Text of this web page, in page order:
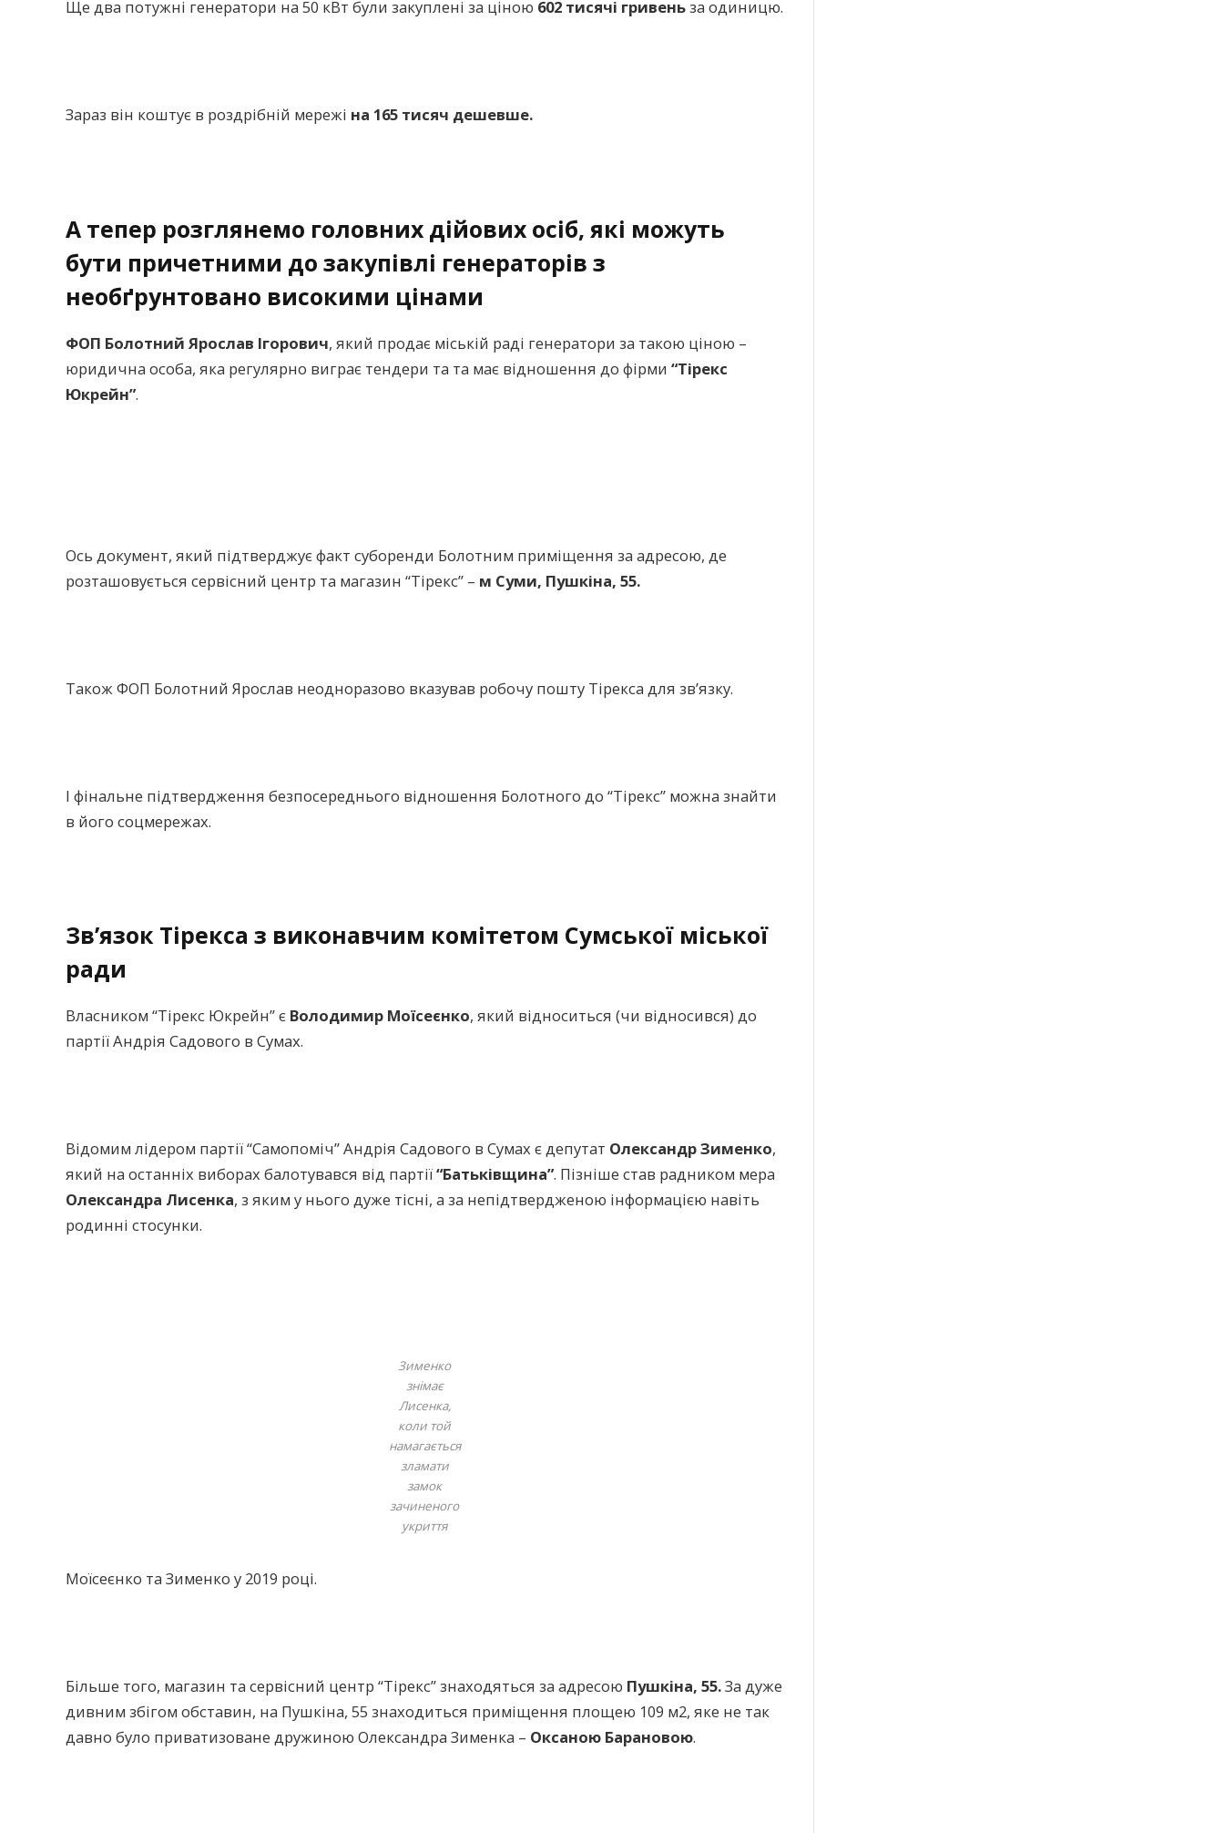
Ще два потужні генератори на 50 кВт були закуплені за ціною 602 тисячі гривеньза одиницю.
Зараз він коштує в роздрібній мережі на 165 тисяч дешевше.
А тепер розглянемо головних дійових осіб, які можуть
бути причетними до закупівлі генераторів з
необґрунтовано високими цінами
ФОП Болотний Ярослав Ігорович, який продає міській раді генератори за такою ціною –
юридична особа, яка регулярно виграє тендери та та має відношення до фірми “Тірекс
Юкрейн”.
Ось документ, який підтверджує факт суборенди Болотним приміщення за адресою, де
розташовується сервісний центр та магазин “Тірекс” – м Суми, Пушкіна, 55.
Також ФОП Болотний Ярослав неодноразово вказував робочу пошту Тірекса для зв’язку.
І фінальне підтвердження безпосереднього відношення Болотного до “Тірекс” можна знайти
в його соцмережах.
Зв’язок Тірекса з виконавчим комітетом Сумської міської
ради
Власником “Тірекс Юкрейн” є Володимир Моїсеєнко, який відноситься (чи відносився) до
партії Андрія Садового в Сумах.
Відомим лідером партії “Самопоміч” Андрія Садового в Сумах є депутат Олександр Зименко,
який на останніх виборах балотувався від партії“Батьківщина”. Пізніше став радником мера
Олександра Лисенка, з яким у нього дуже тісні, а за непідтвердженою інформацією навіть
родинні стосунки.
Зименко
знімає
Лисенка,
коли той
намагається
зламати
замок
зачиненого
укриття
Моїсеєнко та Зименко у 2019 році.
Більше того, магазин та сервісний центр “Тірекс” знаходяться за адресою Пушкіна, 55.За дуже
дивним збігом обставин, на Пушкіна, 55 знаходиться приміщення площею 109 м2, яке не так
давно було приватизоване дружиною Олександра Зименка – Оксаною Барановою.